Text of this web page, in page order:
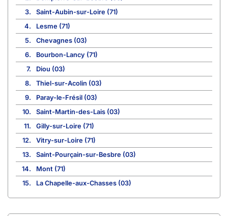
3.
Saint-Aubin-sur-Loire (71)
4.
Lesme (71)
5.
Chevagnes (03)
6.
Bourbon-Lancy (71)
7.
Diou (03)
8.
Thiel-sur-Acolin (03)
9.
Paray-le-Frésil (03)
10.
Saint-Martin-des-Lais (03)
11.
Gilly-sur-Loire (71)
12.
Vitry-sur-Loire (71)
13.
Saint-Pourçain-sur-Besbre (03)
14.
Mont (71)
15.
La Chapelle-aux-Chasses (03)